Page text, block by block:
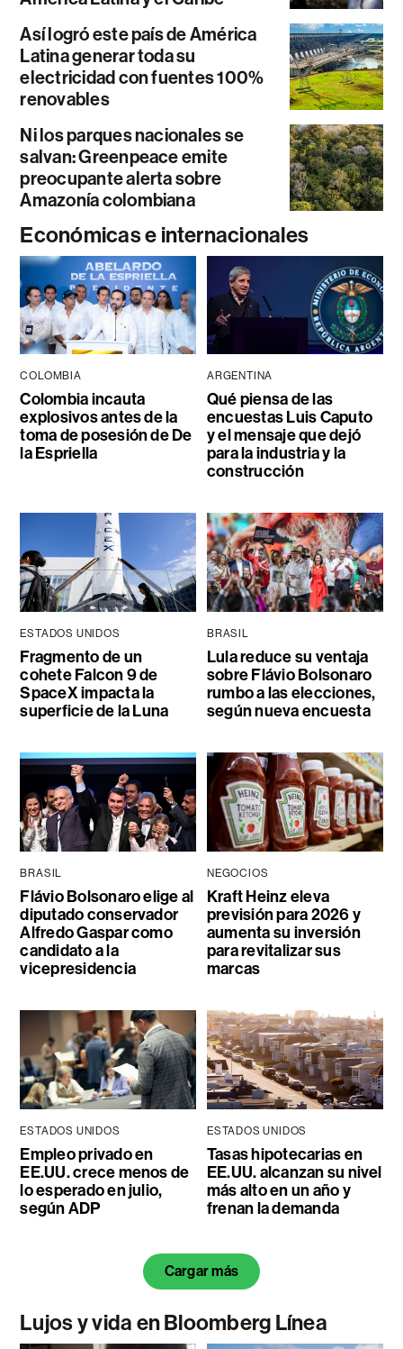
Así logró este país de América
Latina generar toda su
electricidad con fuentes 100%
renovables
Ni los parques nacionales se
salvan: Greenpeace emite
preocupante alerta sobre
Amazonía colombiana
Económicas e internacionales
COLOMBIA
Colombia incauta
explosivos antes de la
toma de posesión de De
la Espriella
ARGENTINA
Qué piensa de las
encuestas Luis Caputo
y el mensaje que dejó
para la industria y la
construcción
ESTADOS UNIDOS
Fragmento de un
cohete Falcon 9 de
SpaceX impacta la
superficie de la Luna
BRASIL
Lula reduce su ventaja
sobre Flávio Bolsonaro
rumbo a las elecciones,
según nueva encuesta
BRASIL
Flávio Bolsonaro elige al
diputado conservador
Alfredo Gaspar como
candidato a la
vicepresidencia
NEGOCIOS
Kraft Heinz eleva
previsión para 2026 y
aumenta su inversión
para revitalizar sus
marcas
ESTADOS UNIDOS
Empleo privado en
EE.UU. crece menos de
lo esperado en julio,
según ADP
ESTADOS UNIDOS
Tasas hipotecarias en
EE.UU. alcanzan su nivel
más alto en un año y
frenan la demanda
Cargar más
Lujos y vida en Bloomberg Línea